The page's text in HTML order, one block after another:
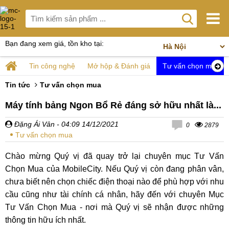
Bạn đang xem giá, tồn kho tại:
Tin công nghệ Mở hộp & Đánh giá Tư vấn chọn mua
Tin tức Tư vấn chọn mua
Máy tính bảng Ngon Bổ Rẻ đáng sở hữu nhất là...
Đặng Ái Vân - 04:09 14/12/2021
Tư vấn chọn mua
0 2879
Chào mừng Quý vị đã quay trở lại chuyên mục Tư Vấn
Chọn Mua của MobileCity. Nếu Quý vị còn đang phân vân,
chưa biết nên chọn chiếc điện thoại nào để phù hợp với nhu
cầu cũng như tài chính cá nhân, hãy đến với chuyên Mục
Tư Vấn Chọn Mua - nơi mà Quý vị sẽ nhận được những
thông tin hữu ích nhất.